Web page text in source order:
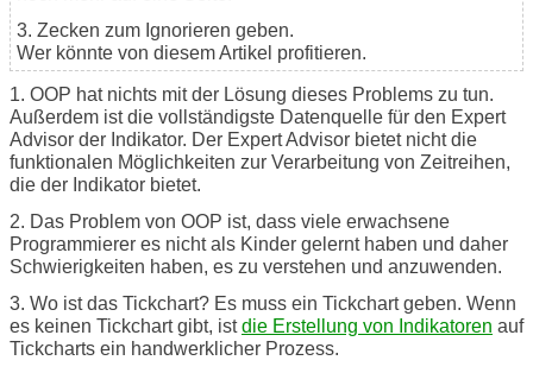
3. Zecken zum Ignorieren geben.
Wer könnte von diesem Artikel profitieren.
1. OOP hat nichts mit der Lösung dieses Problems zu tun.
Außerdem ist die vollständigste Datenquelle für den Expert
Advisor der Indikator. Der Expert Advisor bietet nicht die
funktionalen Möglichkeiten zur Verarbeitung von Zeitreihen,
die der Indikator bietet.
2. Das Problem von OOP ist, dass viele erwachsene
Programmierer es nicht als Kinder gelernt haben und daher
Schwierigkeiten haben, es zu verstehen und anzuwenden.
3. Wo ist das Tickchart? Es muss ein Tickchart geben. Wenn
es keinen Tickchart gibt, istdie Erstellung von Indikatoren auf
Tickcharts ein handwerklicher Prozess.